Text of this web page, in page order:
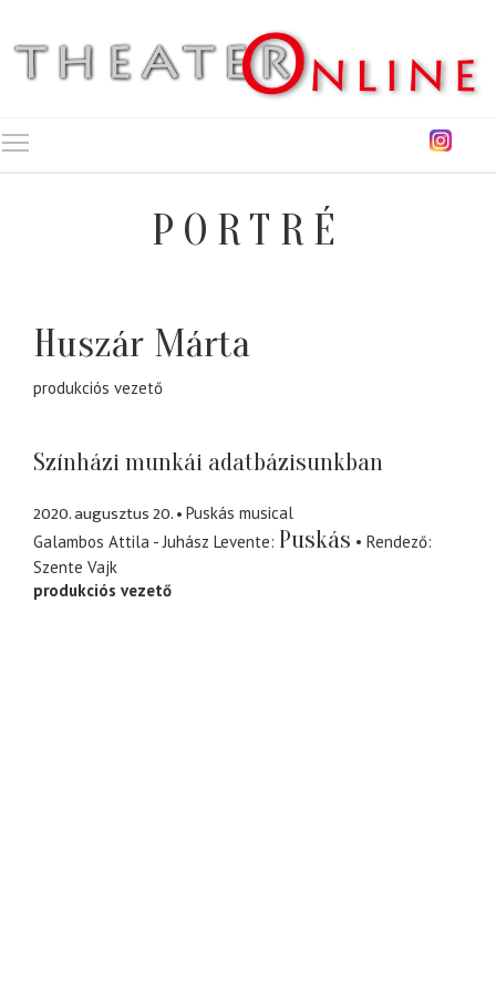
PORTRÉ
Huszár Márta
produkciós vezető
Színházi munkái adatbázisunkban
2020. augusztus 20.
Puskás musical
Galambos Attila - Juhász Levente Puskás
Rendező
Szente Vajk
produkciós vezető